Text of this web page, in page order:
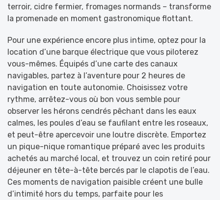
terroir, cidre fermier, fromages normands – transforme
la promenade en moment gastronomique flottant.
Pour une expérience encore plus intime, optez pour la
location d’une barque électrique que vous piloterez
vous-mêmes. Équipés d’une carte des canaux
navigables, partez à l’aventure pour 2 heures de
navigation en toute autonomie. Choisissez votre
rythme, arrêtez-vous où bon vous semble pour
observer les hérons cendrés pêchant dans les eaux
calmes, les poules d’eau se faufilant entre les roseaux,
et peut-être apercevoir une loutre discrète. Emportez
un pique-nique romantique préparé avec les produits
achetés au marché local, et trouvez un coin retiré pour
déjeuner en tête-à-tête bercés par le clapotis de l’eau.
Ces moments de navigation paisible créent une bulle
d’intimité hors du temps, parfaite pour les